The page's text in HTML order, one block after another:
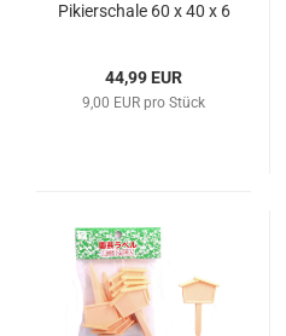
Pikierschale 60 x 40 x 6
44,99 EUR
9,00 EUR pro Stück